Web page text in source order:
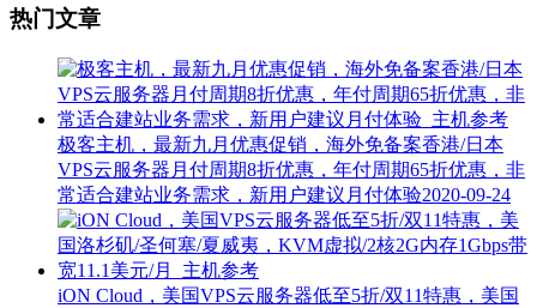
热门文章
极客主机，最新九月优惠促销，海外免备案香港/日本
VPS云服务器月付周期8折优惠，年付周期65折优惠，非
常适合建站业务需求，新用户建议月付体验2020-09-24
iON Cloud，美国VPS云服务器低至5折/双11特惠，美国